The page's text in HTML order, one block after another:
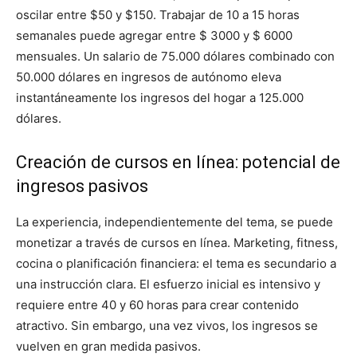
oscilar entre $50 y $150. Trabajar de 10 a 15 horas
semanales puede agregar entre $ 3000 y $ 6000
mensuales. Un salario de 75.000 dólares combinado con
50.000 dólares en ingresos de autónomo eleva
instantáneamente los ingresos del hogar a 125.000
dólares.
Creación de cursos en línea: potencial de
ingresos pasivos
La experiencia, independientemente del tema, se puede
monetizar a través de cursos en línea. Marketing, fitness,
cocina o planificación financiera: el tema es secundario a
una instrucción clara. El esfuerzo inicial es intensivo y
requiere entre 40 y 60 horas para crear contenido
atractivo. Sin embargo, una vez vivos, los ingresos se
vuelven en gran medida pasivos.